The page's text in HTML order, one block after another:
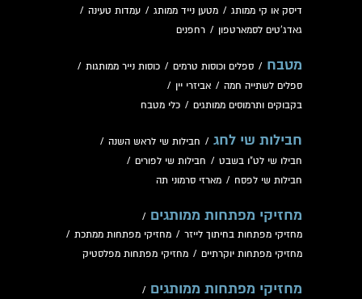
דיסק או קי ממותג / מטען נייד ממותג / עמדות טעינה /
גאדג'טים לסמארטפון / רחפנים
מטבח / ספלים וכוסות טרמים / כוסות נייר ממותגות /
ספלים לשתייה חמה / אביזרי יין /
בקבוקים ותרמוסים ממותגים / כלי מטבח
חבילות שי לחג / חבילות שי לראש השנה /
חבילו שי לט"ו בשבט / חבילות שי לפורים /
חבילות שי לפסח / מארזי סרמוני תה
מחזיקי מפתחות ממותגים /
מחזיקי מפתחות בחיתוך לייזר / מחזיקי מפתחות ממתכת /
מחזיקי מפתחות יוקרתיים / מחזיקי מפתחות מפלסטיק
מחזיקי מפתחות ממותגים /